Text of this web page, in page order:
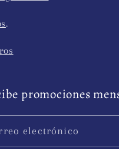
.
promociones
electrónico